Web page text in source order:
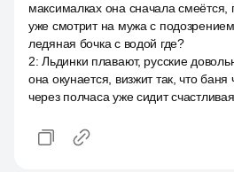
максималках она сначала
уже смотрит на мужа с
ледяная бочка с водой где?
2:Льдинки плавают, русские
она окунается, визжит так, что баня
через полчаса уже сидит